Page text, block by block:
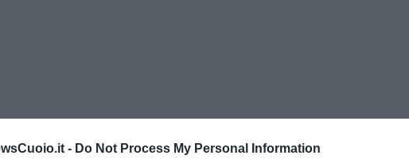
- Do Not Process My Personal Information
Gianni Micheli